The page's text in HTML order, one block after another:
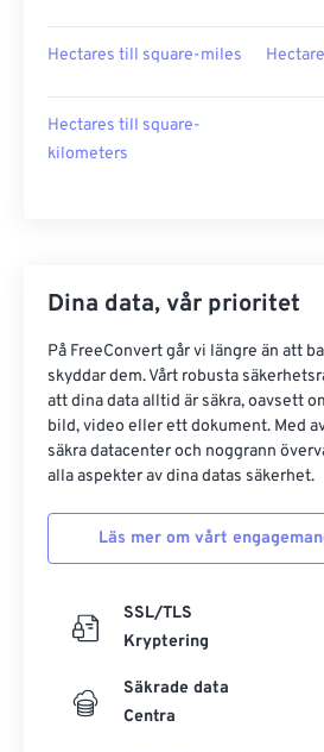
Hectares till square-miles
Hectares till square-
kilometers
Dina data, vår prioritet
På FreeConvert går vi längre än att
skyddar dem. Vårt robusta
att dina data alltid är säkra, oavsett
bild, video eller ett dokument. Med
säkra datacenter och noggrann
alla aspekter av dina datas säkerhet.
Läs mer om vårt
SSL/TLS
Kryptering
Säkrade data
Centra